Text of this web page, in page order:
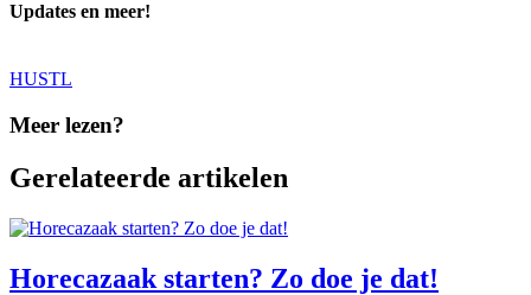
Updates en meer!
HUSTL
Meer lezen?
Gerelateerde artikelen
Horecazaak starten? Zo doe je dat!